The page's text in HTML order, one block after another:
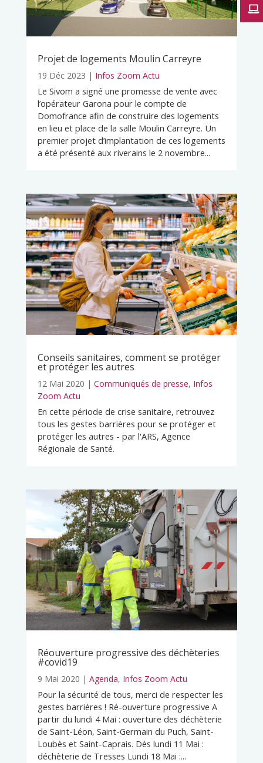
Projet de logements Moulin Carreyre
19 Déc 2023 | Infos Zoom Actu
Le Sivom a signé une promesse de vente avec
l’opérateur Garona pour le compte de
Domofrance afin de construire des logements
en lieu et place de la salle Moulin Carreyre. Un
premier projet d’implantation de ces logements
a été présenté aux riverains le 2 novembre...
Conseils sanitaires, comment se protéger
et protéger les autres
12 Mai 2020 | Communiqués de presse, Infos
Zoom Actu
En cette période de crise sanitaire, retrouvez
tous les gestes barrières pour se protéger et
protéger les autres - par l'ARS, Agence
Régionale de Santé.
Réouverture progressive des déchèteries
#covid19
9 Mai 2020 | Agenda, Infos Zoom Actu
Pour la sécurité de tous, merci de respecter les
gestes barrières ! Ré-ouverture progressive A
partir du lundi 4 Mai : ouverture des déchèterie
de Saint-Léon, Saint-Germain du Puch, Saint-
Loubès et Saint-Caprais. Dés lundi 11 Mai :
déchèterie de Tresses Lundi 18 Mai :...